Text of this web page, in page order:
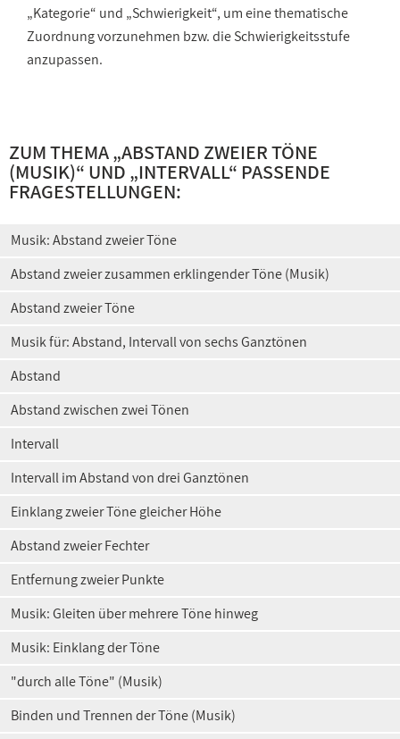
„Kategorie“ und „Schwierigkeit“, um eine thematische
Zuordnung vorzunehmen bzw. die Schwierigkeitsstufe
anzupassen.
ZUM THEMA „ABSTAND ZWEIER TÖNE
(MUSIK)“ UND „INTERVALL“ PASSENDE
FRAGESTELLUNGEN:
Musik: Abstand zweier Töne
Abstand zweier zusammen erklingender Töne (Musik)
Abstand zweier Töne
Musik für: Abstand, Intervall von sechs Ganztönen
Abstand
Abstand zwischen zwei Tönen
Intervall
Intervall im Abstand von drei Ganztönen
Einklang zweier Töne gleicher Höhe
Abstand zweier Fechter
Entfernung zweier Punkte
Musik: Gleiten über mehrere Töne hinweg
Musik: Einklang der Töne
"durch alle Töne" (Musik)
Binden und Trennen der Töne (Musik)